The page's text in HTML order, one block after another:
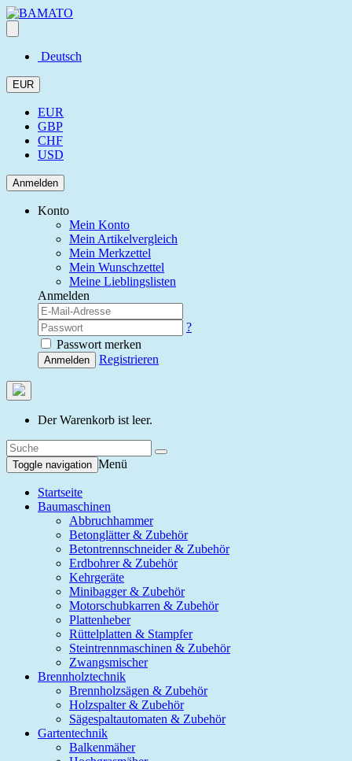
Deutsch
EUR
EUR
GBP
CHF
USD
Anmelden
Konto
Mein Konto
Mein Artikelvergleich
Mein Merkzettel
Mein Wunschzettel
Meine Lieblingslisten
Anmelden
?
Passwort merken
Anmelden Registrieren
Der Warenkorb ist leer.
Toggle navigation Menü
Startseite
Baumaschinen
Abbruchhammer
Betonglätter & Zubehör
Betontrennschneider & Zubehör
Erdbohrer & Zubehör
Kehrgeräte
Minibagger & Zubehör
Motorschubkarren & Zubehör
Plattenheber
Rüttelplatten & Stampfer
Steintrennmaschinen & Zubehör
Zwangsmischer
Brennholztechnik
Brennholzsägen & Zubehör
Holzspalter & Zubehör
Sägespaltautomaten & Zubehör
Gartentechnik
Balkenmäher